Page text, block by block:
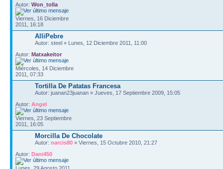
Autor: Won_tolla
Viernes, 16 Diciembre
2011, 16:18
AlliPebre
Autor: steel » Lunes, 12 Diciembre 2011, 11:00
Autor: Matxakeitor
Miércoles, 14 Diciembre
2011, 07:33
Tortilla De Patatas Francesa
Autor: juanan23juanan » Jueves, 17 Septiembre 2009, 15:05
Autor: Angel
Viernes, 23 Septiembre
2011, 16:05
Morcilla De Chocolate
Autor: narcis80 » Viernes, 15 Octubre 2010, 21:27
Autor: Dani450
Lunes, 29 Agosto 2011,